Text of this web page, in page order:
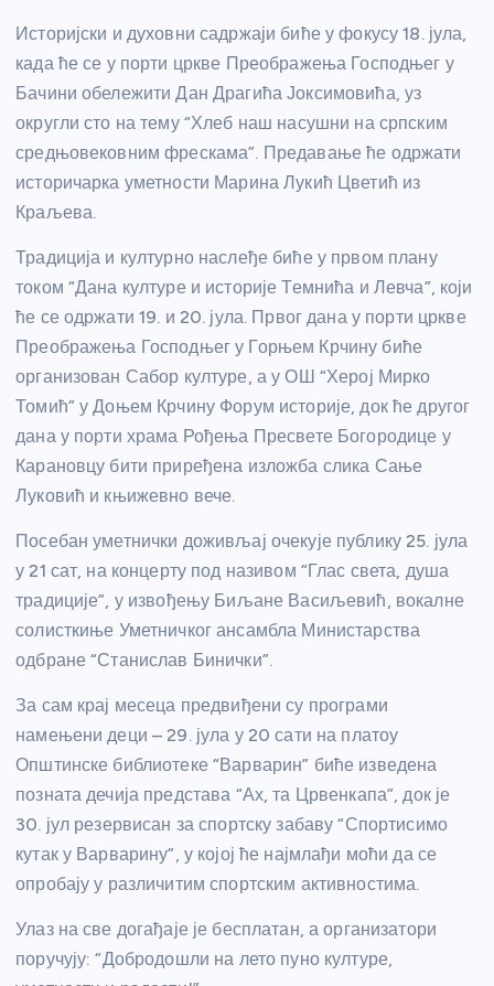
Историјски и духовни садржаји биће у фокусу 18. јула,
када ће се у порти цркве Преображења Господњег у
Бачини обележити Дан Драгића Јоксимовића, уз
округли сто на тему “Хлеб наш насушни на српским
средњовековним фрескама”. Предавање ће одржати
историчарка уметности Марина Лукић Цветић из
Краљева.
Традиција и културно наслеђе биће у првом плану
током “Дана културе и историје Темнића и Левча”, који
ће се одржати 19. и 20. јула. Првог дана у порти цркве
Преображења Господњег у Горњем Крчину биће
организован Сабор културе, а у ОШ “Херој Мирко
Томић” у Доњем Крчину Форум историје, док ће другог
дана у порти храма Рођења Пресвете Богородице у
Карановцу бити приређена изложба слика Сање
Луковић и књижевно вече.
Посебан уметнички доживљај очекује публику 25. јула
у 21 сат, на концерту под називом “Глас света, душа
традиције”, у извођењу Биљане Васиљевић, вокалне
солисткиње Уметничког ансамбла Министарства
одбране “Станислав Бинички”.
За сам крај месеца предвиђени су програми
намењени деци – 29. јула у 20 сати на платоу
Општинске библиотеке “Варварин” биће изведена
позната дечија представа “Ах, та Црвенкапа”, док је
30. јул резервисан за спортску забаву “Спортисимо
кутак у Варварину”, у којој ће најмлађи моћи да се
опробају у различитим спортским активностима.
Улаз на све догађаје је бесплатан, а организатори
поручују: “Добродошли на лето пуно културе,